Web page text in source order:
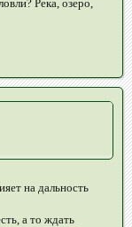
Река, озеро,
на дальность
а то ждать